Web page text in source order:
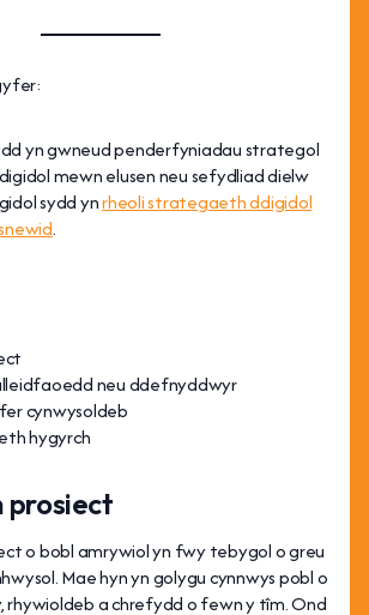
yn gwneud penderfyniadau strategol
mewn elusen neu sefydliad dielw
sydd ynrheoli strategaeth ddigidol
.
neu ddefnyddwyr
cynwysoldeb
hygyrch
prosiect
o bobl amrywiol yn fwy tebygol o greu
Mae hyn yn golygu cynnwys pobl o
rhywioldeb a chrefydd o fewn y tîm. Ond